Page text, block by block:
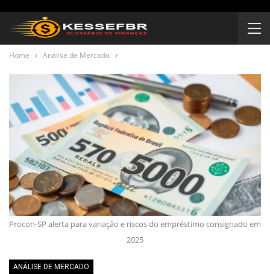
Home Análise de Mercado
Procon-SP alerta para variação e riscos do empréstimo consignado em
2025
ANÁLISE DE MERCADO